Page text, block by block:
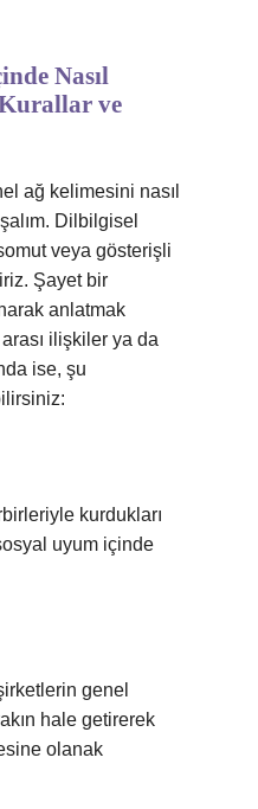
Nasıl
ve
ağ kelimesini nasıl
Dilbilgisel
veya gösterişli
Şayet bir
anlatmak
ilişkiler ya da
ise, şu
kurdukları
uyum içinde
genel
hale getirerek
olanak